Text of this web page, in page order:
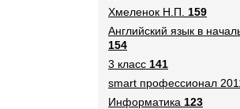
Хмеленок Н.П.
159
Английский язык в
154
3 класс 141
smart профессионал
Информатика 123